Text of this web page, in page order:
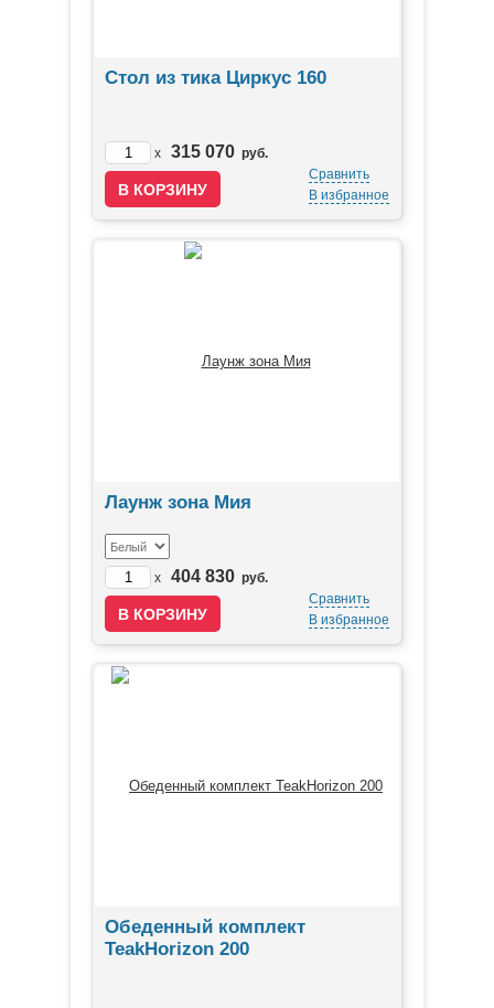
Стол из тика Циркус 160
x 315 070 руб.
Сравнить
В избранное
Лаунж зона Мия
x 404 830 руб.
Сравнить
В избранное
Обеденный комплект
TeakHorizon 200